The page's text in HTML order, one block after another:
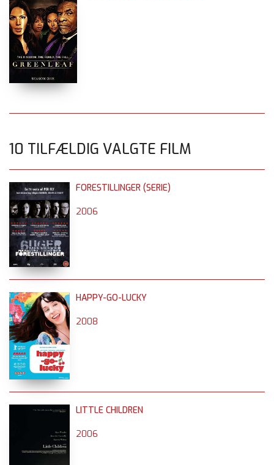
10 TILFÆLDIG VALGTE FILM
FORESTILLINGER (SERIE)
2006
HAPPY-GO-LUCKY
2008
LITTLE CHILDREN
2006